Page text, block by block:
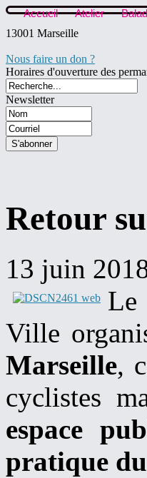
Accueil Atelier
13001 Marseille
Nous faire un don ?
Horaires d'ouverture des
Newsletter
Retour
13 juin
Le
Ville
Marseille,
cyclistes
espace
pratique